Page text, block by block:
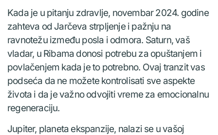
Kada je u pitanju zdravlje, novembar 2024. godine
zahteva od Jarčeva strpljenje i pažnju na
ravnotežu između posla i odmora. Saturn, vaš
vladar, u Ribama donosi potrebu za opuštanjem i
povlačenjem kada je to potrebno. Ovaj tranzit vas
podseća da ne možete kontrolisati sve aspekte
života i da je važno odvojiti vreme za emocionalnu
regeneraciju.
Jupiter, planeta ekspanzije, nalazi se u vašoj